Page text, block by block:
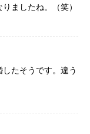
ましたね。（笑）
たそうです。違う